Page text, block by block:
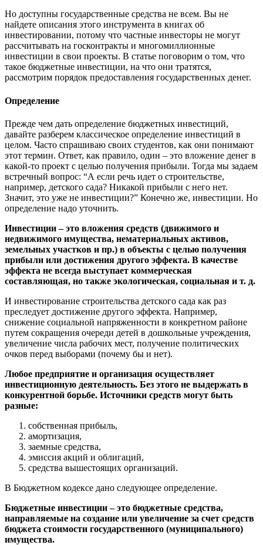
Но доступны государственные средства не всем. Вы не
найдете описания этого инструмента в книгах об
инвестировании, потому что частные инвесторы не могут
рассчитывать на госконтракты и многомиллионные
инвестиции в свои проекты. В статье поговорим о том, что
такое бюджетные инвестиции, на что они тратятся,
рассмотрим порядок предоставления государственных денег.
Определение
Прежде чем дать определение бюджетных инвестиций,
давайте разберем классическое определение инвестиций в
целом. Часто спрашиваю своих студентов, как они понимают
этот термин. Ответ, как правило, один – это вложение денег в
какой-то проект с целью получения прибыли. Тогда мы задаем
встречный вопрос: “А если речь идет о строительстве,
например, детского сада? Никакой прибыли с него нет.
Значит, это уже не инвестиции?” Конечно же, инвестиции. Но
определение надо уточнить.
Инвестиции – это вложения средств (движимого и
недвижимого имущества, нематериальных активов,
земельных участков и пр.) в объекты с целью получения
прибыли или достижения другого эффекта. В качестве
эффекта не всегда выступает коммерческая
составляющая, но также экологическая, социальная и т. д.
И инвестирование строительства детского сада как раз
преследует достижение другого эффекта. Например,
снижение социальной напряженности в конкретном районе
путем сокращения очереди детей в дошкольные учреждения,
увеличение числа рабочих мест, получение политических
очков перед выборами (почему бы и нет).
Любое предприятие и организация осуществляет
инвестиционную деятельность. Без этого не выдержать в
конкурентной борьбе. Источники средств могут быть
разные:
собственная прибыль,
амортизация,
заемные средства,
эмиссия акций и облигаций,
средства вышестоящих организаций.
В Бюджетном кодексе дано следующее определение.
Бюджетные инвестиции – это бюджетные средства,
направляемые на создание или увеличение за счет средств
бюджета стоимости государственного (муниципального)
имущества.